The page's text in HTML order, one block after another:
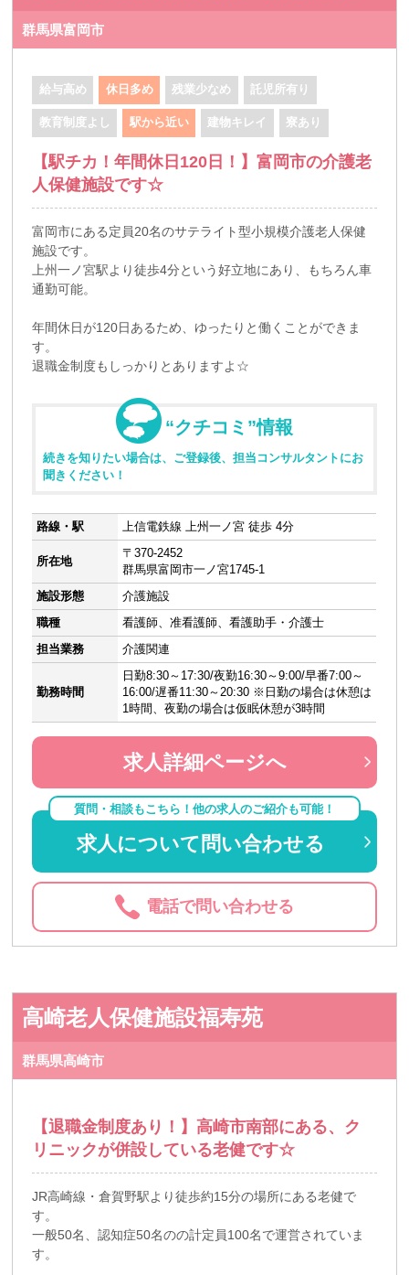
群馬県富岡市
給与高め 休日多め 残業少なめ 託児所有り
教育制度よし 駅から近い 建物キレイ 寮あり
【駅チカ！年間休日120日！】富岡市の介護老
人保健施設です☆
富岡市にある定員20名のサテライト型小規模介護老人保健
施設です。
上州一ノ宮駅より徒歩4分という好立地にあり、もちろん車
通勤可能。
年間休日が120日あるため、ゆったりと働くことができま
す。
退職金制度もしっかりとありますよ☆
“クチコミ”情報
続きを知りたい場合は、ご登録後、担当コンサルタントにお
聞きください！
路線・駅 上信電鉄線 上州一ノ宮 徒歩 4分
所在地
〒370-2452
群馬県富岡市一ノ宮1745-1
施設形態
介護施設
職種
看護師、准看護師、看護助手・介護士
担当業務
介護関連
勤務時間
日勤8:30～17:30/夜勤16:30～9:00/早番7:00～
16:00/遅番11:30～20:30 ※日勤の場合は休憩は
1時間、夜勤の場合は仮眠休憩が3時間
求人詳細ページへ
質問・相談もこちら！他の求人のご紹介も可能！
求人について問い合わせる
電話で問い合わせる
高崎老人保健施設福寿苑
群馬県高崎市
【退職金制度あり！】高崎市南部にある、ク
リニックが併設している老健です☆
JR高崎線・倉賀野駅より徒歩約15分の場所にある老健で
す。
一般50名、認知症50名のの計定員100名で運営されていま
す。